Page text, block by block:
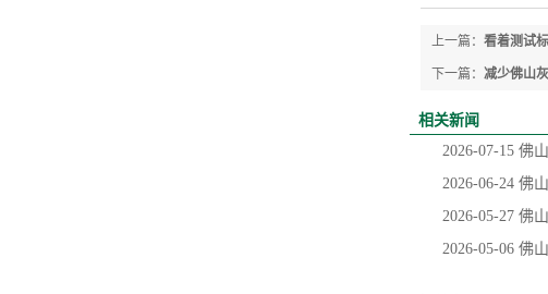
上一篇： 看着测试
下一篇： 减少佛山
相关新闻
2026-07-15 佛
2026-06-24 佛
2026-05-27 佛
2026-05-06 佛